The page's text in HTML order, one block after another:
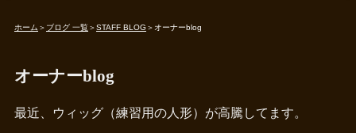
ホーム ＞ ブログ 一覧＞STAFF BLOG ＞ オーナーblog
オーナーblog
最近、ウィッグ（練習用の人形）が高騰してます。